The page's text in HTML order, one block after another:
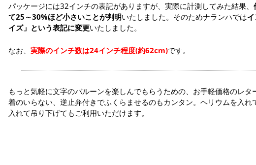
パッケージには32インチの表記がありますが、実際に計測してみた結果、
て25～30%ほど小さいことが判明いたしました。そのためナランハでは
イズ」という表記に変更いたしました。
なお、 実際のインチ数は24インチ程度(約62cm)です。
もっと気軽に文字のバルーンを楽しんでもらうための、お手軽価格のレタ
着のいらない、逆止弁付きでふくらませるのもカンタン。ヘリウムを入れ
入れて吊り下げてもご利用いただけます。